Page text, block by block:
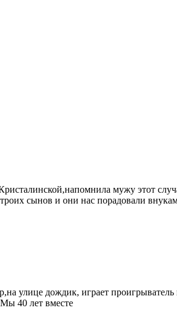
мужу этот
сынов и они нас порадовали
улице дождик, играет
Мы 40 лет вместе